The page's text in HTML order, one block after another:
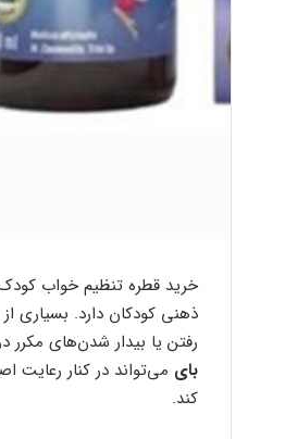
ذهنی کودکان دارد. بسیاری
رفتن یا بیدار شدن‌های مکرر
بای می‌تواند در کنار
کند.